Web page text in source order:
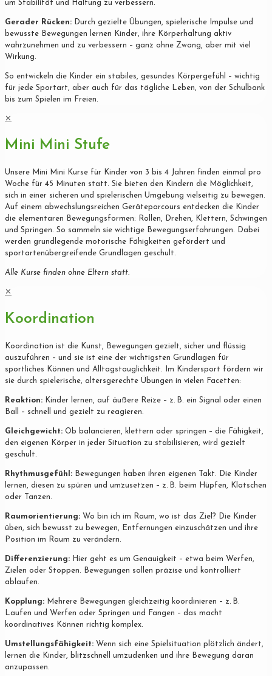
um Stabilität und Haltung zu verbessern.
Gerader Rücken: Durch gezielte Übungen, spielerische Impulse und
bewusste Bewegungen lernen Kinder, ihre Körperhaltung aktiv
wahrzunehmen und zu verbessern – ganz ohne Zwang, aber mit viel
Wirkung.
So entwickeln die Kinder ein stabiles, gesundes Körpergefühl – wichtig
für jede Sportart, aber auch für das tägliche Leben, von der Schulbank
bis zum Spielen im Freien.
✕
Mini Mini Stufe
Unsere Mini Mini Kurse für Kinder von 3 bis 4 Jahren finden einmal pro
Woche für 45 Minuten statt. Sie bieten den Kindern die Möglichkeit,
sich in einer sicheren und spielerischen Umgebung vielseitig zu bewegen.
Auf einem abwechslungsreichen Geräteparcours entdecken die Kinder
die elementaren Bewegungsformen: Rollen, Drehen, Klettern, Schwingen
und Springen. So sammeln sie wichtige Bewegungserfahrungen. Dabei
werden grundlegende motorische Fähigkeiten gefördert und
sportartenübergreifende Grundlagen geschult.
Alle Kurse finden ohne Eltern statt.
✕
Koordination
Koordination ist die Kunst, Bewegungen gezielt, sicher und flüssig
auszuführen – und sie ist eine der wichtigsten Grundlagen für
sportliches Können und Alltagstauglichkeit. Im Kindersport fördern wir
sie durch spielerische, altersgerechte Übungen in vielen Facetten:
Reaktion: Kinder lernen, auf äußere Reize – z. B. ein Signal oder einen
Ball – schnell und gezielt zu reagieren.
Gleichgewicht: Ob balancieren, klettern oder springen – die Fähigkeit,
den eigenen Körper in jeder Situation zu stabilisieren, wird gezielt
geschult.
Rhythmusgefühl: Bewegungen haben ihren eigenen Takt. Die Kinder
lernen, diesen zu spüren und umzusetzen – z. B. beim Hüpfen, Klatschen
oder Tanzen.
Raumorientierung: Wo bin ich im Raum, wo ist das Ziel? Die Kinder
üben, sich bewusst zu bewegen, Entfernungen einzuschätzen und ihre
Position im Raum zu verändern.
Differenzierung: Hier geht es um Genauigkeit – etwa beim Werfen,
Zielen oder Stoppen. Bewegungen sollen präzise und kontrolliert
ablaufen.
Kopplung: Mehrere Bewegungen gleichzeitig koordinieren – z. B.
Laufen und Werfen oder Springen und Fangen – das macht
koordinatives Können richtig komplex.
Umstellungsfähigkeit: Wenn sich eine Spielsituation plötzlich ändert,
lernen die Kinder, blitzschnell umzudenken und ihre Bewegung daran
anzupassen.